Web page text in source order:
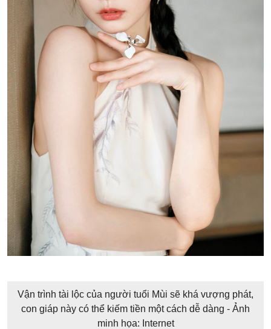
Vận trình tài lộc của người tuổi Mùi sẽ khá vượng phát,
con giáp này có thể kiếm tiền một cách dễ dàng - Ảnh
minh họa: Internet